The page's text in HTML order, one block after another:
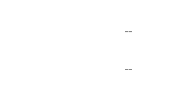
--
--